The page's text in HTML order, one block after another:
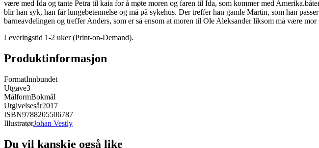
være med Ida og tante Petra til kaia for å møte moren og faren til Ida, som kommer med
blir han syk, han får lungebetennelse og må på sykehus. Der treffer han gamle Martin, som han
barneavdelingen og treffer Anders, som er så ensom at moren til Ole Aleksander liksom må være
Leveringstid 1-2 uker (Print-on-Demand).
Produktinformasjon
FormatInnbundet
Utgave3
MålformBokmål
Utgivelsesår2017
ISBN9788205506787
IllustratørJohan Vestly
Du vil kanskje også like